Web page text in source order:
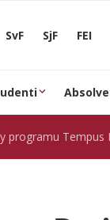
SvF SjF FEI
Tempus IV